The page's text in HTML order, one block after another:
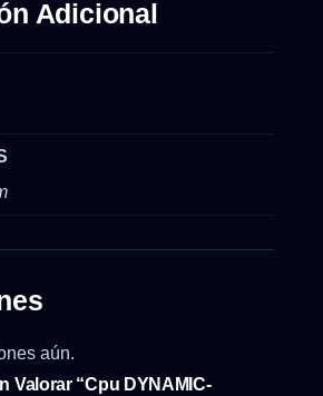
Adicional
aún.
Valorar “Cpu DYNAMIC-